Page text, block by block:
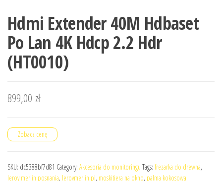
Hdmi Extender 40M Hdbaset
Po Lan 4K Hdcp 2.2 Hdr
(HT0010)
899,00 zł
Zobacz cenę
SKU: dc5388bf7d81 Category: Akcesoria do monitoringu Tags: frezarka do drewna,
leroy merlin posnania, leroymerlin.pl, moskitiera na okno, palma kokosowa